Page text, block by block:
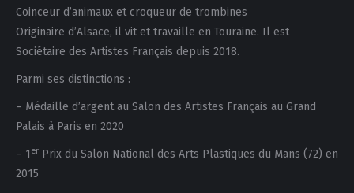
Coinceur d’animaux et croqueur de trombines
Originaire d’Alsace, il vit et travaille en Touraine. Il est
Sociétaire des Artistes Français depuis 2018.
Parmi ses distinctions :
– Médaille d’argent au Salon des Artistes Français au Grand
Palais à Paris en 2020
– 1 er Prix du Salon National des Arts Plastiques du Mans (72) en
2015